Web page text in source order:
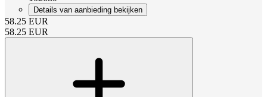
Details van aanbieding bekijken
58.25 EUR
58.25 EUR